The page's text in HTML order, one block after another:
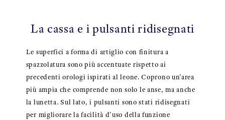
La cassa e i pulsanti ridisegnati
Le superfici a forma di artiglio con finitura a
spazzolatura sono più accentuate rispetto ai
precedenti orologi ispirati al leone. Coprono un'area
più ampia che comprende non solo le anse, ma anche
la lunetta. Sul lato, i pulsanti sono stati ridisegnati
per migliorare la facilità d'uso della funzione